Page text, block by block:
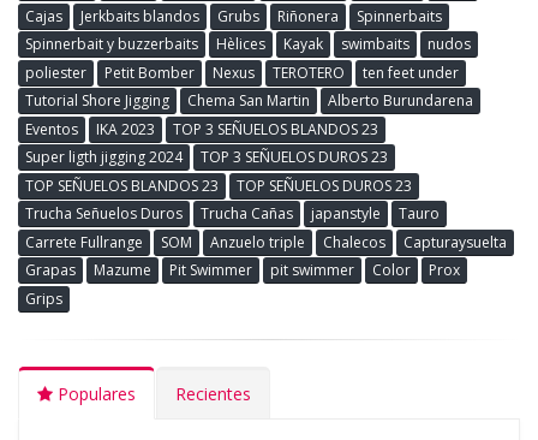
Cajas
Jerkbaits blandos Grubs Riñonera
Spinnerbaits
Spinnerbait y buzzerbaits
Hèlices Kayak swimbaits
nudos
poliester
Petit Bomber Nexus TEROTERO
ten feet under
Tutorial Shore Jigging
Chema San Martin
Alberto Burundarena
Eventos
IKA 2023
TOP 3 SEÑUELOS BLANDOS 23
Super ligth jigging 2024
TOP 3 SEÑUELOS DUROS 23
TOP SEÑUELOS BLANDOS 23
TOP SEÑUELOS DUROS 23
Trucha Señuelos Duros
Trucha Cañas japanstyle
Tauro
Carrete Fullrange
SOM Anzuelo triple Chalecos
Capturaysuelta
Grapas
Mazume Pit Swimmer pit swimmer Color
Prox
Grips
Populares Recientes